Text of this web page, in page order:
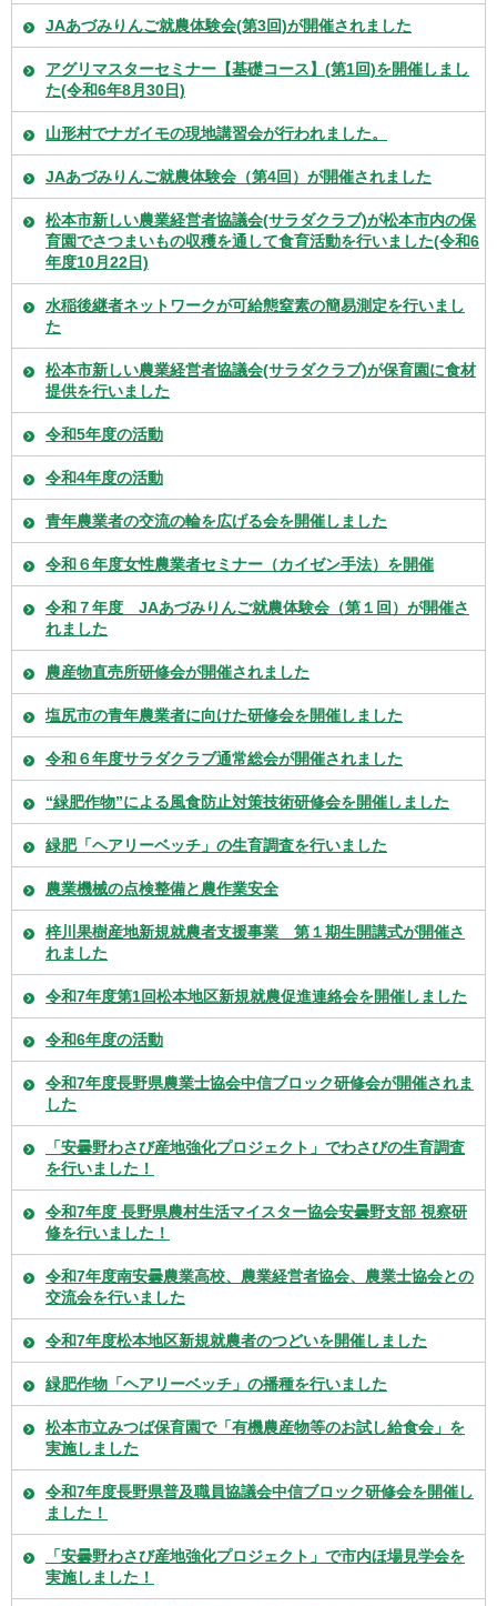
JAあづみりんご就農体験会(第3回)が開催されました
アグリマスターセミナー【基礎コース】(第1回)を開催しまし
た(令和6年8月30日)
山形村でナガイモの現地講習会が行われました。
JAあづみりんご就農体験会（第4回）が開催されました
松本市新しい農業経営者協議会(サラダクラブ)が松本市内の保
育園でさつまいもの収穫を通して食育活動を行いました(令和6
年度10月22日)
水稲後継者ネットワークが可給態窒素の簡易測定を行いまし
た
松本市新しい農業経営者協議会(サラダクラブ)が保育園に食材
提供を行いました
令和5年度の活動
令和4年度の活動
青年農業者の交流の輪を広げる会を開催しました
令和６年度女性農業者セミナー（カイゼン手法）を開催
令和７年度 JAあづみりんご就農体験会（第１回）が開催さ
れました
農産物直売所研修会が開催されました
塩尻市の青年農業者に向けた研修会を開催しました
令和６年度サラダクラブ通常総会が開催されました
“緑肥作物”による風食防止対策技術研修会を開催しました
緑肥「ヘアリーベッチ」の生育調査を行いました
農業機械の点検整備と農作業安全
梓川果樹産地新規就農者支援事業 第１期生開講式が開催さ
れました
令和7年度第1回松本地区新規就農促進連絡会を開催しました
令和6年度の活動
令和7年度長野県農業士協会中信ブロック研修会が開催されま
した
「安曇野わさび産地強化プロジェクト」でわさびの生育調査
を行いました！
令和7年度 長野県農村生活マイスター協会安曇野支部 視察研
修を行いました！
令和7年度南安曇農業高校、農業経営者協会、農業士協会との
交流会を行いました
令和7年度松本地区新規就農者のつどいを開催しました
緑肥作物「ヘアリーベッチ」の播種を行いました
松本市立みつば保育園で「有機農産物等のお試し給食会」を
実施しました
令和7年度長野県普及職員協議会中信ブロック研修会を開催し
ました！
「安曇野わさび産地強化プロジェクト」で市内ほ場見学会を
実施しました！